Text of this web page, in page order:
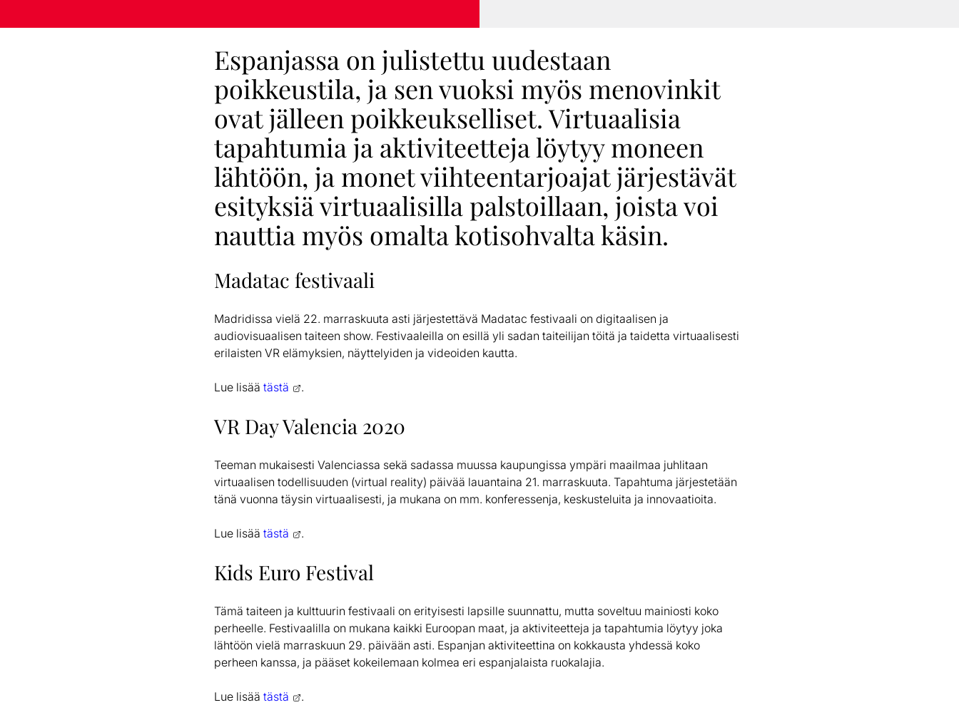
Espanjassa on julistettu uudestaan
poikkeustila, ja sen vuoksi myös menovinkit
ovat jälleen poikkeukselliset. Virtuaalisia
tapahtumia ja aktiviteetteja löytyy moneen
lähtöön, ja monet viihteentarjoajat järjestävät
esityksiä virtuaalisilla palstoillaan, joista voi
nauttia myös omalta kotisohvalta käsin.
Madatac festivaali
Madridissa vielä 22. marraskuuta asti järjestettävä Madatac festivaali on digitaalisen ja
audiovisuaalisen taiteen show. Festivaaleilla on esillä yli sadan taiteilijan töitä ja taidetta virtuaalisesti
erilaisten VR elämyksien, näyttelyiden ja videoiden kautta.
Lue lisää tästä .
VR Day Valencia 2020
Teeman mukaisesti Valenciassa sekä sadassa muussa kaupungissa ympäri maailmaa juhlitaan
virtuaalisen todellisuuden (virtual reality) päivää lauantaina 21. marraskuuta. Tapahtuma järjestetään
tänä vuonna täysin virtuaalisesti, ja mukana on mm. konferessenja, keskusteluita ja innovaatioita.
Lue lisää tästä .
Kids Euro Festival
Tämä taiteen ja kulttuurin festivaali on erityisesti lapsille suunnattu, mutta soveltuu mainiosti koko
perheelle. Festivaalilla on mukana kaikki Euroopan maat, ja aktiviteetteja ja tapahtumia löytyy joka
lähtöön vielä marraskuun 29. päivään asti. Espanjan aktiviteettina on kokkausta yhdessä koko
perheen kanssa, ja pääset kokeilemaan kolmea eri espanjalaista ruokalajia.
Lue lisää tästä .